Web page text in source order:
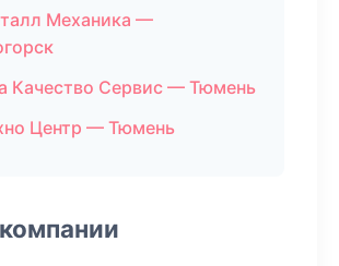
Механика —
Качество Сервис — Тюмень
Центр — Тюмень